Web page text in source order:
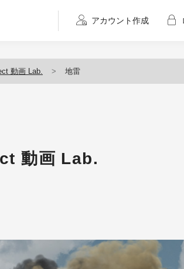
アカウント作成
動画 Lab. 地雷
動画 Lab.